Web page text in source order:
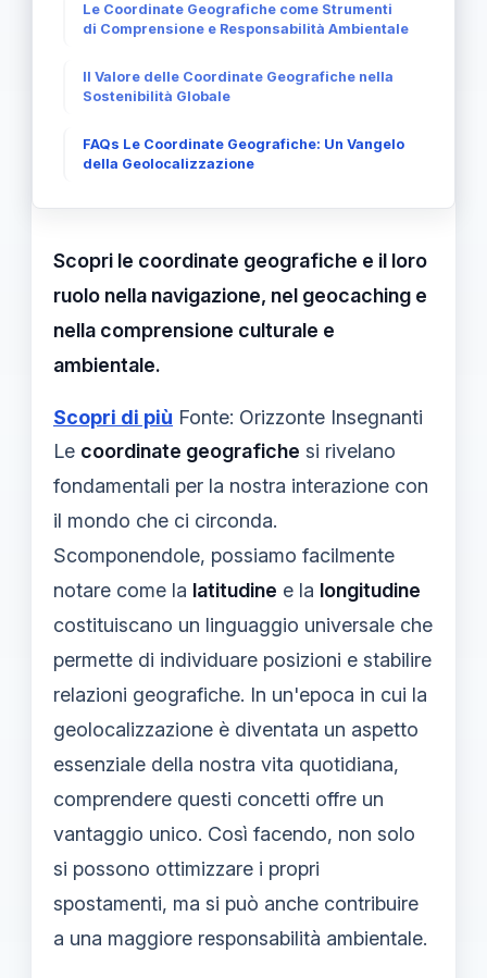
Le Coordinate Geografiche come Strumenti
di Comprensione e Responsabilità Ambientale
Il Valore delle Coordinate Geografiche nella
Sostenibilità Globale
FAQs Le Coordinate Geografiche: Un Vangelo
della Geolocalizzazione
Scopri le coordinate geografiche e il loro
ruolo nella navigazione, nel geocaching e
nella comprensione culturale e
ambientale.
Scopri di più Fonte: Orizzonte Insegnanti
Le coordinate geografiche si rivelano
fondamentali per la nostra interazione con
il mondo che ci circonda.
Scomponendole, possiamo facilmente
notare come la latitudine e la longitudine
costituiscano un linguaggio universale che
permette di individuare posizioni e stabilire
relazioni geografiche. In un'epoca in cui la
geolocalizzazione è diventata un aspetto
essenziale della nostra vita quotidiana,
comprendere questi concetti offre un
vantaggio unico. Così facendo, non solo
si possono ottimizzare i propri
spostamenti, ma si può anche contribuire
a una maggiore responsabilità ambientale.